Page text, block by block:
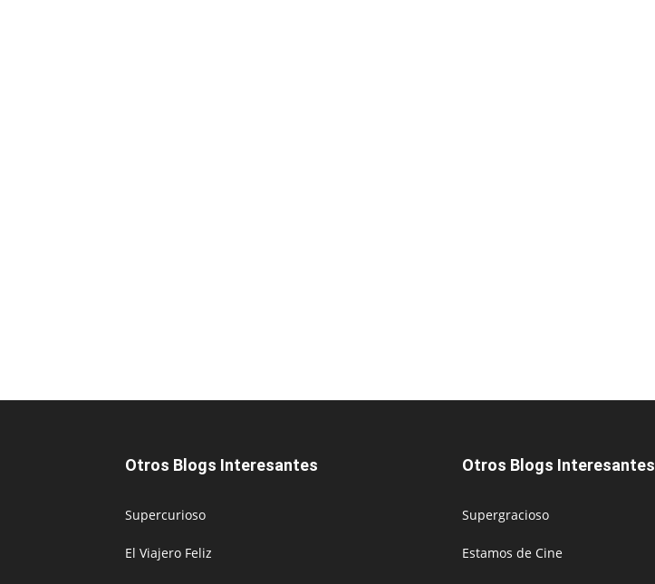
Otros Blogs Interesantes
Supercurioso
El Viajero Feliz
Otros Blogs Interesantes
Supergracioso
Estamos de Cine